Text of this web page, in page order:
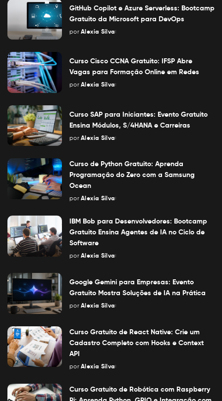
GitHub Copilot e Azure Serverless: Bootcamp
Gratuito da Microsoft para DevOps
Posted
por Alexia Silva
Curso Cisco CCNA Gratuito: IFSP Abre
Vagas para Formação Online em Redes
Posted
por Alexia Silva
Curso SAP para Iniciantes: Evento Gratuito
Ensina Módulos, S/4HANA e Carreiras
Posted
por Alexia Silva
Curso de Python Gratuito: Aprenda
Programação do Zero com a Samsung
Ocean
Posted
por Alexia Silva
IBM Bob para Desenvolvedores: Bootcamp
Gratuito Ensina Agentes de IA no Ciclo de
Software
Posted
por Alexia Silva
Google Gemini para Empresas: Evento
Gratuito Mostra Soluções de IA na Prática
Posted
por Alexia Silva
Curso Gratuito de React Native: Crie um
Cadastro Completo com Hooks e Context
API
Posted
por Alexia Silva
Curso Gratuito de Robótica com Raspberry